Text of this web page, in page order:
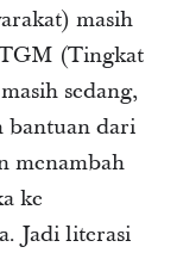
masih
(Tingkat
sedang,
bantuan dari
menambah
ke
Jadi literasi